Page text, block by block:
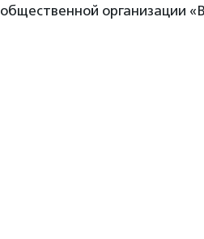
общественной организации